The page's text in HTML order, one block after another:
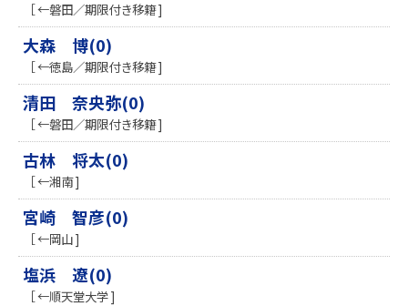
［ ←磐田／期限付き移籍 ]
大森 博(0)
［ ←徳島／期限付き移籍 ]
清田 奈央弥(0)
［ ←磐田／期限付き移籍 ]
古林 将太(0)
［ ←湘南 ]
宮崎 智彦(0)
［ ←岡山 ]
塩浜 遼(0)
［ ←順天堂大学 ]